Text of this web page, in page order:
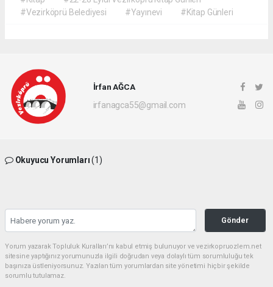
#Vezirköprü Belediyesi
#Yayınevi #Kitap Günleri
İrfan AĞCA
irfanagca55@gmail.com
Okuyucu Yorumları(1)
Gönder
Yorum yazarak Topluluk Kuralları’nı kabul etmiş bulunuyor ve vezirkopruozlem.net
sitesine yaptığınız yorumunuzla ilgili doğrudan veya dolaylı tüm sorumluluğu tek
başınıza üstleniyorsunuz. Yazılan tüm yorumlardan site yönetimi hiçbir şekilde
sorumlu tutulamaz.